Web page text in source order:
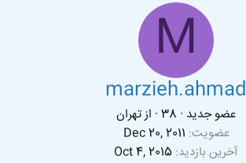
M
marzieh.ahmad
عضو جدید ·
· ازتهران
عضویت Dec 20, 2011
آخرین بازدید Oct 4, 2015